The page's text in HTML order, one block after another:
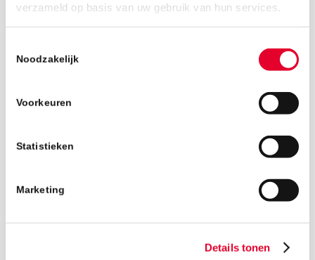
verzameld op basis van uw gebruik van hun services.
Noodzakelijk
Voorkeuren
Statistieken
Marketing
Details tonen